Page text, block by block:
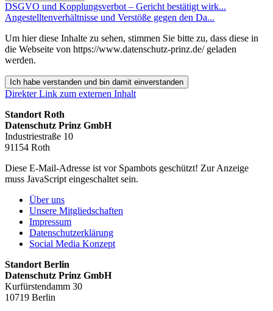
DSGVO und Kopplungsverbot – Gericht bestätigt wirk...
Angestelltenverhältnisse und Verstöße gegen den Da...
Um hier diese Inhalte zu sehen, stimmen Sie bitte zu, dass diese in
die Webseite von https://www.datenschutz-prinz.de/ geladen
werden.
Ich habe verstanden und bin damit einverstanden
Direkter Link zum externen Inhalt
Standort Roth
Datenschutz Prinz GmbH
Industriestraße 10
91154 Roth
Diese E-Mail-Adresse ist vor Spambots geschützt! Zur Anzeige
muss JavaScript eingeschaltet sein.
Über uns
Unsere Mitgliedschaften
Impressum
Datenschutzerklärung
Social Media Konzept
Standort Berlin
Datenschutz Prinz GmbH
Kurfürstendamm 30
10719 Berlin